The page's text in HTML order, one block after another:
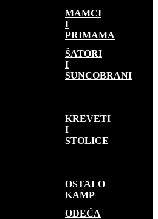
MAMCI
I
PRIMAMA
KAMP OPREMA
ŠATORI
I
SUNCOBRANI
KREVETI
I
STOLICE
OSTALO
KAMP
ODEĆA